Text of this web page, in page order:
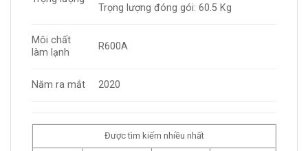
Trọng lượng đóng gói: 60.5 Kg
Môi chất
làm lạnh
R600A
Năm ra mắt 2020
Được tìm kiếm nhiều nhất